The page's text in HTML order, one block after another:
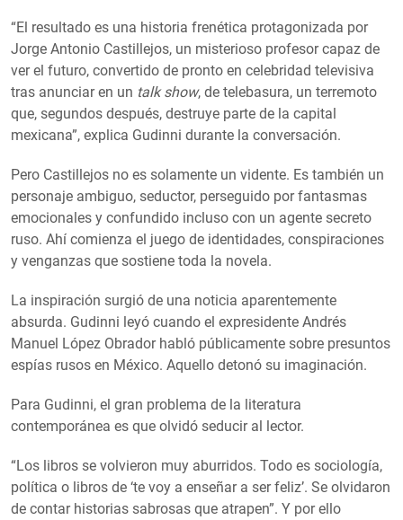
“El resultado es una historia frenética protagonizada por
Jorge Antonio Castillejos, un misterioso profesor capaz de
ver el futuro, convertido de pronto en celebridad televisiva
tras anunciar en un talk show, de telebasura, un terremoto
que, segundos después, destruye parte de la capital
mexicana”, explica Gudinni durante la conversación.
Pero Castillejos no es solamente un vidente. Es también un
personaje ambiguo, seductor, perseguido por fantasmas
emocionales y confundido incluso con un agente secreto
ruso. Ahí comienza el juego de identidades, conspiraciones
y venganzas que sostiene toda la novela.
La inspiración surgió de una noticia aparentemente
absurda. Gudinni leyó cuando el expresidente Andrés
Manuel López Obrador habló públicamente sobre presuntos
espías rusos en México. Aquello detonó su imaginación.
Para Gudinni, el gran problema de la literatura
contemporánea es que olvidó seducir al lector.
“Los libros se volvieron muy aburridos. Todo es sociología,
política o libros de ‘te voy a enseñar a ser feliz’. Se olvidaron
de contar historias sabrosas que atrapen”. Y por ello